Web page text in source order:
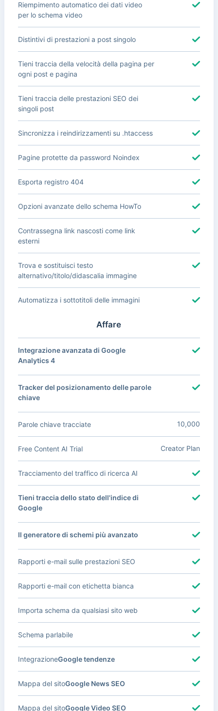
Riempimento automatico dei dati video
per lo schema video
Distintivi di prestazioni a post singolo
Tieni traccia della velocità della pagina per
ogni post e pagina
Tieni traccia delle prestazioni SEO dei
singoli post
Sincronizza i reindirizzamenti su .htaccess
Pagine protette da password Noindex
Esporta registro 404
Opzioni avanzate dello schema HowTo
Contrassegna link nascosti come link
esterni
Trova e sostituisci testo
alternativo/titolo/didascalia immagine
Automatizza i sottotitoli delle immagini
Affare
Integrazione avanzata di Google
Analytics 4
Tracker del posizionamento delle parole
chiave
Parole chiave tracciate 10,000
Free Content AI Trial Creator Plan
Tracciamento del traffico di ricerca AI
Tieni traccia dello stato dell'indice di
Google
Il generatore di schemi più avanzato
Rapporti e-mail sulle prestazioni SEO
Rapporti e-mail con etichetta bianca
Importa schema da qualsiasi sito web
Schema parlabile
Google tendenze
Integrazione
Google News SEO
Mappa del sito
Google Video SEO
Mappa del sito